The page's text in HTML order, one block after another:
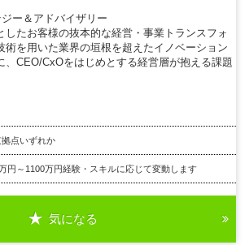
ー＆アドバイザリー
したお客様の抜本的な経営・事業トランスフォ
術を用いた業界の垣根を超えたイノベーション
、CEO/CxOをはじめとする経営層が抱える課題
点いずれか
円～1100万円経験・スキルに応じて変動します
気になる